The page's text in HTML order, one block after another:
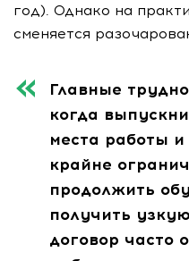
год). Однако на
сменяется
Главные
когда
места работы
крайне
продолжить
получить
договор часто